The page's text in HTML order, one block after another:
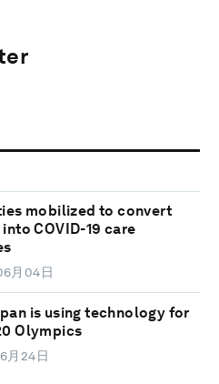
mobilized to convert
COVID-19 care
月04日
is using technology for
Olympics
月24日